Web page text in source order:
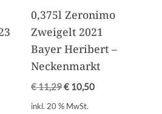
0,375l Zeronimo
Zweigelt 2021
Bayer Heribert –
Neckenmarkt
€11,29€ 10,50
inkl. 20 % MwSt.